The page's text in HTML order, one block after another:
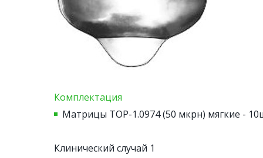
Комплектация
Матрицы ТОР-1.0974 (50 мкрн) мягкие -
Клинический случай 1